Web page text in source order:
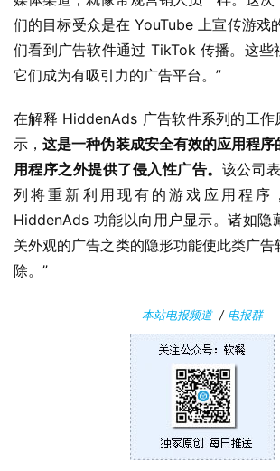
们的目标受众是在 YouTube 上宣传游戏
们看到广告软件通过 TikTok 传播。这些
它们成为有吸引力的广告平台。”
在解释 HiddenAds 广告软件系列的工作
示，这是一种伪装成安全有效的应用程
用程序之外提供了侵入性广告。 该公司
列将重新利用现有的游戏应用程序
HiddenAds 功能以向用户显示。诸如隐
关外观的广告之类的隐形功能使此类广
除。”
本站电报频道/ 电报群